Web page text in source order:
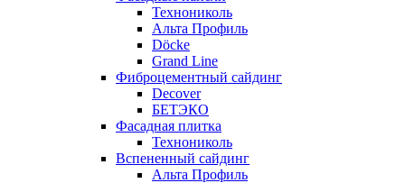
Технониколь
Альта Профиль
Döсkе
Grand Line
Фиброцементный сайдинг
Decover
БЕТЭКО
Фасадная плитка
Технониколь
Вспененный сайдинг
Альта Профиль